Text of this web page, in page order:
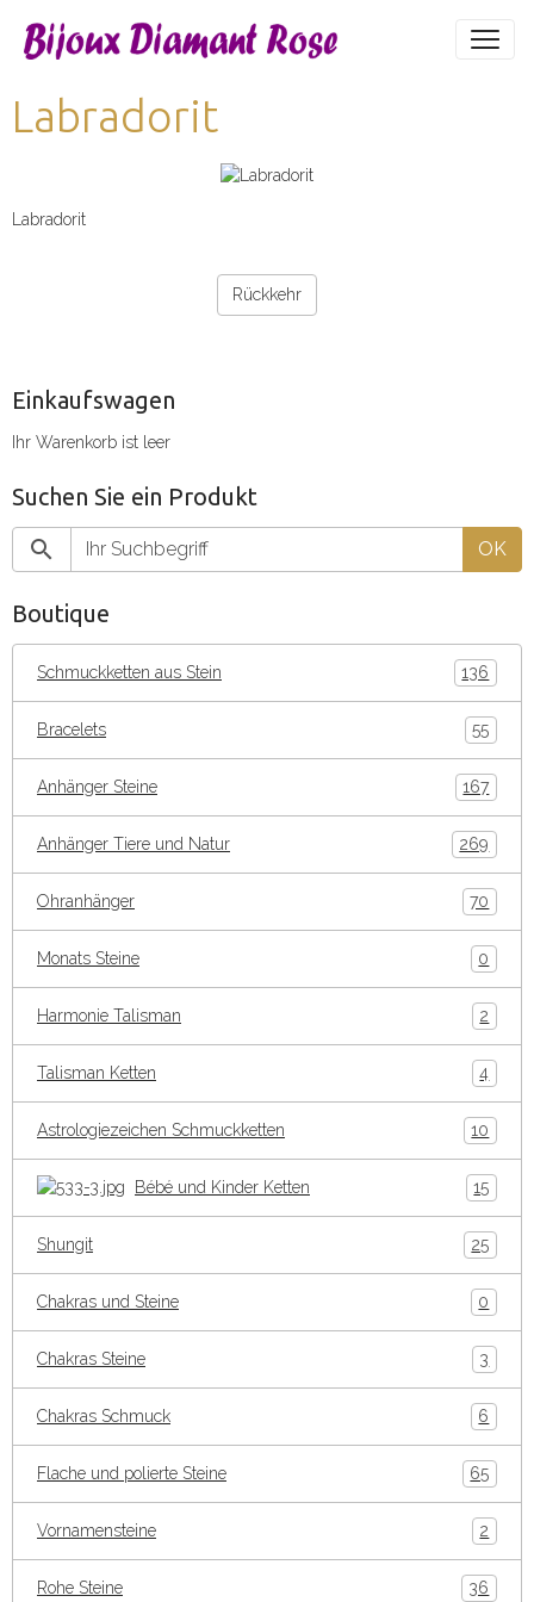
Labradorit
Labradorit
Rückkehr
Einkaufswagen
Ihr Warenkorb ist leer
Suchen Sie ein Produkt
OK
Boutique
Schmuckketten aus Stein 136
Bracelets 55
Anhänger Steine 167
Anhänger Tiere und Natur 269
Ohranhänger 70
Monats Steine 0
Harmonie Talisman 2
Talisman Ketten 4
Astrologiezeichen Schmuckketten 10
Bébé und Kinder Ketten 15
Shungit 25
Chakras und Steine 0
Chakras Steine 3
Chakras Schmuck 6
Flache und polierte Steine 65
Vornamensteine 2
Rohe Steine 36